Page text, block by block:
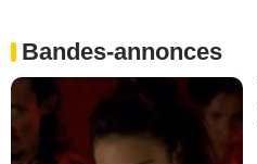
Bandes-annonces